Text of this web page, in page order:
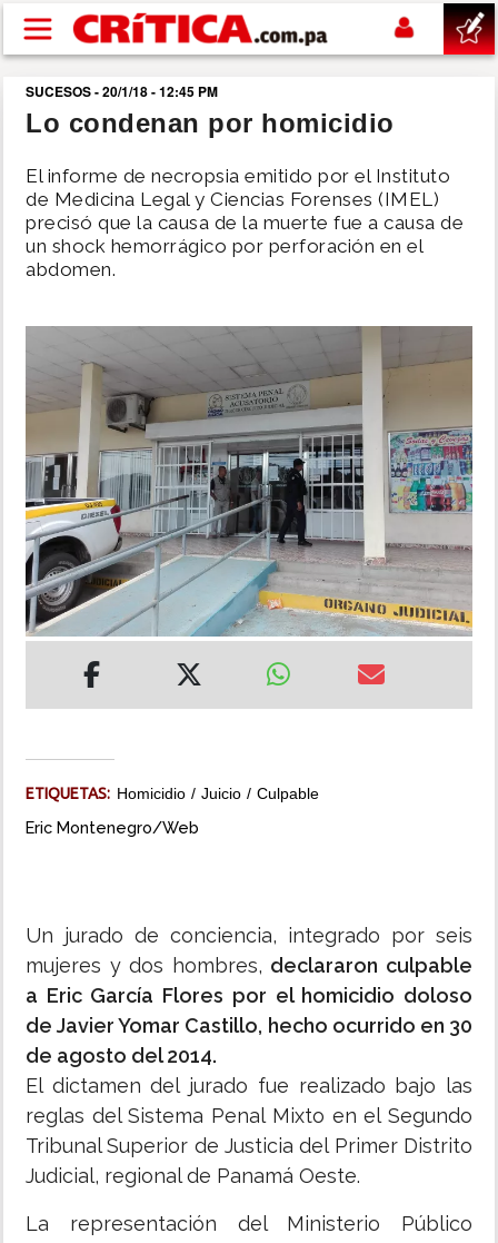
Pasar al contenido principal
buscar
NACIONAL
DEPORTES
MUNDO
INSÓLITAS
MULTIMEDIA
IMPRESO
SUCESOS - 20/1/18 - 12:45 PM
Lo condenan por homicidio
El informe de necropsia emitido por el Instituto
de Medicina Legal y Ciencias Forenses (IMEL)
precisó que la causa de la muerte fue a causa de
un shock hemorrágico por perforación en el
abdomen.
ETIQUETAS: Homicidio Juicio Culpable
Eric Montenegro/Web
Un jurado de conciencia, integrado por seis
mujeres y dos hombres, declararon culpable
a Eric García Flores por el homicidio doloso
de Javier Yomar Castillo, hecho ocurrido en 30
de agosto del 2014.
El dictamen del jurado fue realizado bajo las
reglas del Sistema Penal Mixto en el Segundo
Tribunal Superior de Justicia del Primer Distrito
Judicial, regional de Panamá Oeste.
La representación del Ministerio Público